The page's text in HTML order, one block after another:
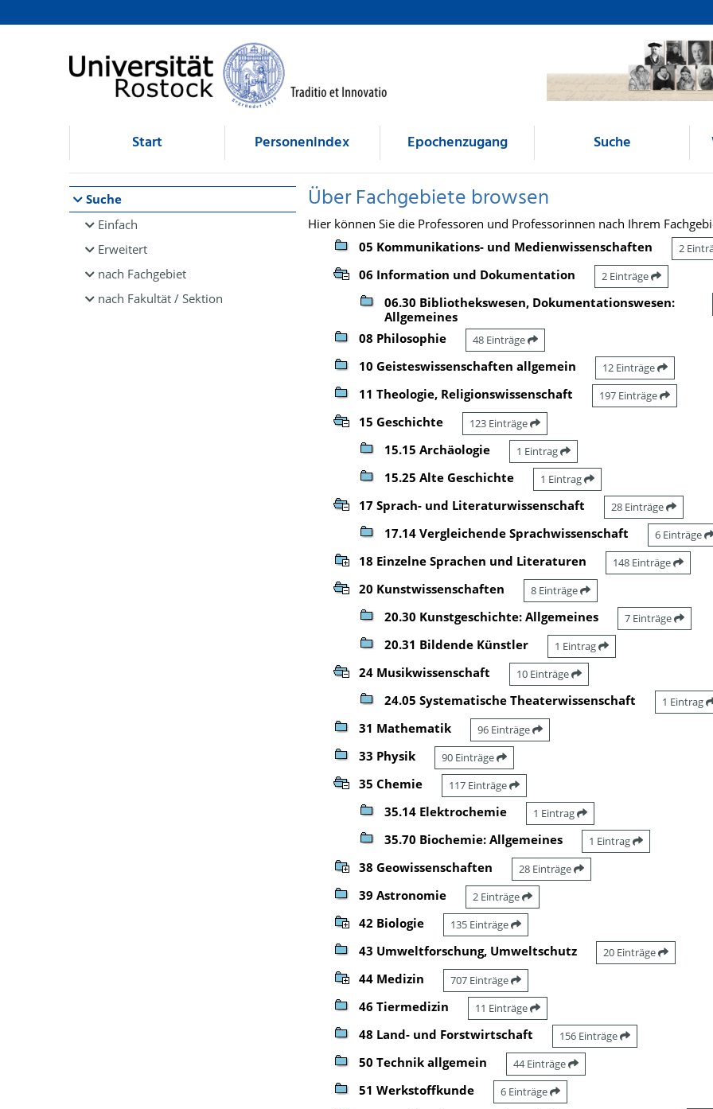
Browsen
direkt zum Inhalt
Start Personenindex Epochenzugang Suche
Suche
Einfach
Erweitert
nach Fachgebiet
nach Fakultät / Sektion
Über Fachgebiete browsen
Hier können Sie die Professoren und Professorinnen nach Ihrem
05 Kommunikations- und Medienwissenschaften
2
06 Information und Dokumentation 2 Einträge
06.30 Bibliothekswesen, Dokumentationswesen:
Allgemeines
08 Philosophie 48 Einträge
10 Geisteswissenschaften allgemein 12 Einträge
11 Theologie, Religionswissenschaft 197 Einträge
15 Geschichte 123 Einträge
15.15 Archäologie 1 Eintrag
15.25 Alte Geschichte 1 Eintrag
17 Sprach- und Literaturwissenschaft 28 Einträge
17.14 Vergleichende Sprachwissenschaft 6 Einträge
18 Einzelne Sprachen und Literaturen 148 Einträge
20 Kunstwissenschaften 8 Einträge
20.30 Kunstgeschichte: Allgemeines 7 Einträge
20.31 Bildende Künstler 1 Eintrag
24 Musikwissenschaft 10 Einträge
24.05 Systematische Theaterwissenschaft 1 Eintrag
31 Mathematik 96 Einträge
33 Physik 90 Einträge
35 Chemie 117 Einträge
35.14 Elektrochemie 1 Eintrag
35.70 Biochemie: Allgemeines 1 Eintrag
38 Geowissenschaften 28 Einträge
39 Astronomie 2 Einträge
42 Biologie 135 Einträge
43 Umweltforschung, Umweltschutz 20 Einträge
44 Medizin 707 Einträge
46 Tiermedizin 11 Einträge
48 Land- und Forstwirtschaft 156 Einträge
50 Technik allgemein 44 Einträge
51 Werkstoffkunde 6 Einträge